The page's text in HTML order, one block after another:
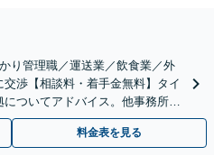
り管理職／運送業／飲食業／外
渉【相談料・着手金無料】タイ
ついてアドバイス。他事務所で
の権利を守ります！
料金表を見る